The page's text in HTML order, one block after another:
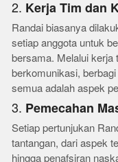
2. Kerja Tim dan
Randai biasanya
setiap anggota untuk
bersama. Melalui kerja
berkomunikasi,
semua adalah aspek
3. Pemecahan
Setiap pertunjukan
tantangan, dari aspek
hingga penafsiran